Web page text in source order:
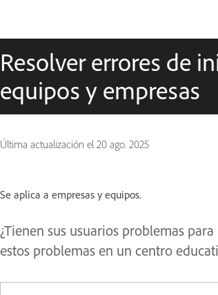
Resolver errores de
equipos y empresas
Última actualización el 20 ago. 2025
Se aplica a empresas y equipos.
¿Tienen sus usuarios problemas
estos problemas en un centro